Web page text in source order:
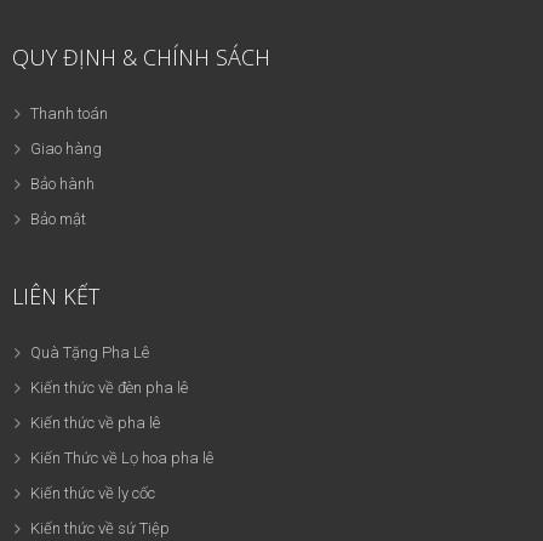
QUY ĐỊNH & CHÍNH SÁCH
Thanh toán
Giao hàng
Bảo hành
Bảo mật
LIÊN KẾT
Quà Tặng Pha Lê
Kiến thức về đèn pha lê
Kiến thức về pha lê
Kiến Thức về Lọ hoa pha lê
Kiến thức về ly cốc
Kiến thức về sứ Tiệp